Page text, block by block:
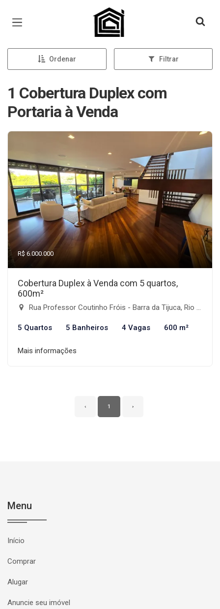
Página inicial
Ordenar Filtrar
1 Cobertura Duplex com
Portaria à Venda
R$ 6.000.000
Cobertura Duplex à Venda com 5 quartos,
600m²
Rua Professor Coutinho Fróis - Barra da Tijuca, Rio de Janeiro-RJ
5 Quartos 5 Banheiros 4 Vagas 600 m²
Mais informações
‹ 1 ›
Menu
Início
Comprar
Alugar
Anuncie seu imóvel